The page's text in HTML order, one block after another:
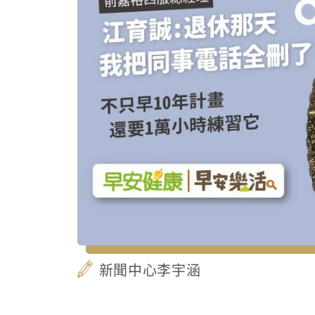
新聞中心李宇涵